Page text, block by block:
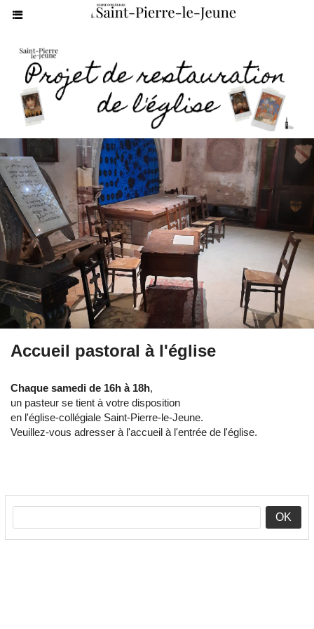
Accueil pastoral à l'église
Chaque samedi de 16h à 18h,
un pasteur se tient à votre disposition
en l'église-collégiale Saint-Pierre-le-Jeune.
Veuillez-vous adresser à l'accueil à l'entrée de l'église.
OK